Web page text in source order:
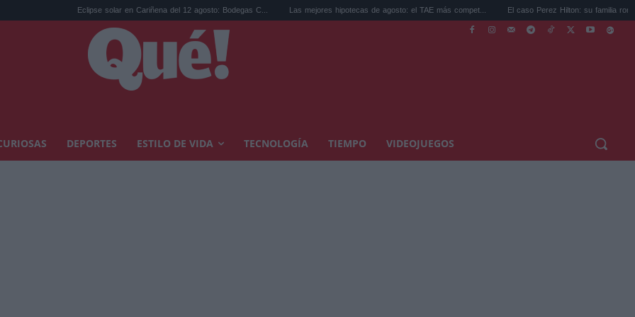
Eclipse solar en Cariñena del 12 agosto: Bodegas C... Las mejores hipotecas de agosto: el TAE más compet... El caso Perez Hilton: su familia rompe el silencio...
DEPORTES ESTILO DE VIDA TECNOLOGÍA TIEMPO VIDEOJUEGOS